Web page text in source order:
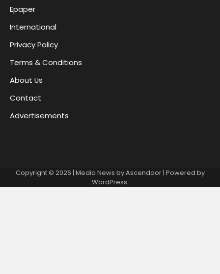
Epaper
International
Privacy Policy
Terms & Conditions
About Us
Contact
Advertisements
Copyright © 2026 | Media News byAscendoor| Powered by
WordPress.